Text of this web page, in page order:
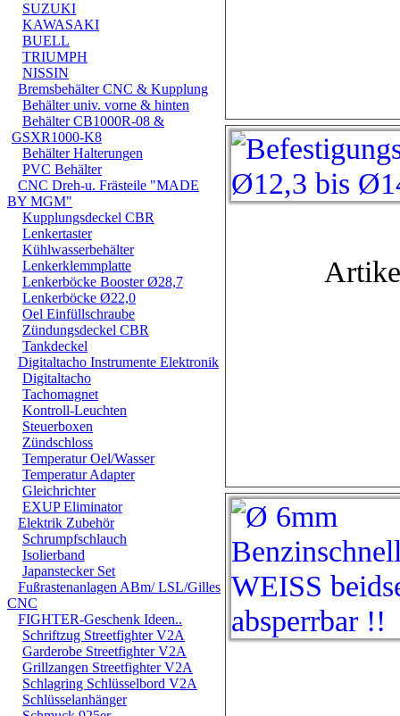
SUZUKI
KAWASAKI
BUELL
TRIUMPH
NISSIN
Bremsbehälter CNC & Kupplung
Behälter univ. vorne & hinten
Behälter CB1000R-08 &
GSXR1000-K8
Behälter Halterungen
PVC Behälter
CNC Dreh-u. Frästeile "MADE
BY MGM"
Kupplungsdeckel CBR
Lenkertaster
Kühlwasserbehälter
Lenkerklemmplatte
Lenkerböcke Booster Ø28,7
Lenkerböcke Ø22,0
Oel Einfüllschraube
Zündungsdeckel CBR
Tankdeckel
Digitaltacho Instrumente Elektronik
Digitaltacho
Tachomagnet
Kontroll-Leuchten
Steuerboxen
Zündschloss
Temperatur Oel/Wasser
Temperatur Adapter
Gleichrichter
EXUP Eliminator
Elektrik Zubehör
Schrumpfschlauch
Isolierband
Japanstecker Set
Fußrastenanlagen ABm/ LSL/Gilles
CNC
FIGHTER-Geschenk Ideen..
Schriftzug Streetfighter V2A
Garderobe Streetfighter V2A
Grillzangen Streetfighter V2A
Schlagring Schlüsselbord V2A
Schlüsselanhänger